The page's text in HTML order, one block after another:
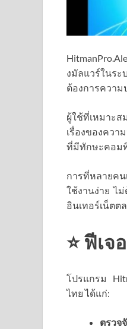
งมัลแวร์ในร
ต้องการควา
ผู้ใช้ที่เหมาะ
เรื่องของคว
ที่มีทักษะคอมพิ
การที่หลายค
ใช้งานง่าย ไ
อินเทอร์เน็ตต
⭐ ฟีเ
โปรแกรม
ไทย ได้แก่:
ตรวจ